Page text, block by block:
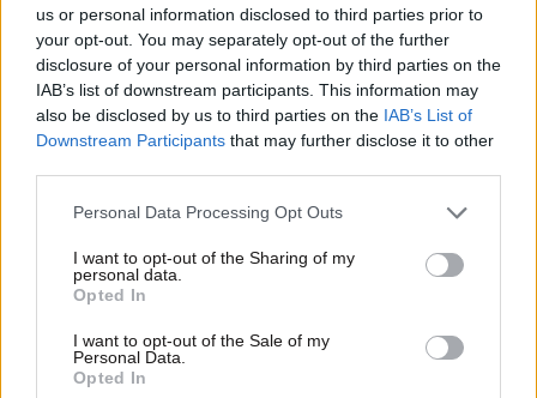
us or personal information disclosed to third parties prior to
your opt-out. You may separately opt-out of the further
disclosure of your personal information by third parties on the
IAB’s list of downstream participants. This information may
also be disclosed by us to third parties on the IAB’s List of
Downstream Participants that may further disclose it to other
Please note that this website/app uses one or more Google
not limited to your visit or usage behaviour. You may click to
grant or deny consent to Google and its third-party tags to
use your data for below specified purposes in below Google
consent section.
Personal Data Processing Opt Outs
I want to opt-out of the Sharing of my
personal data.
Opted In
I want to opt-out of the Sale of my
Personal Data.
Opted In